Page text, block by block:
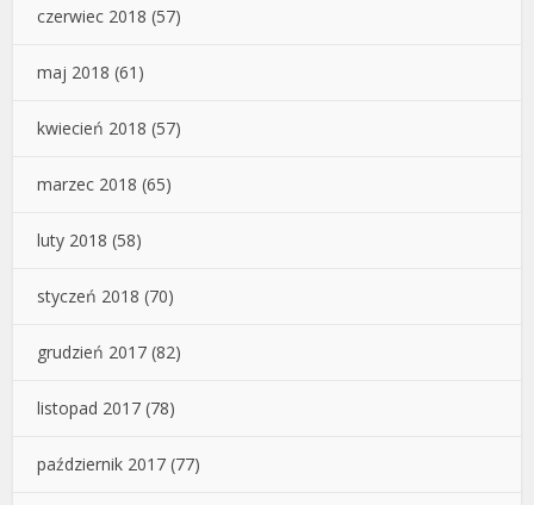
czerwiec 2018 (57)
maj 2018 (61)
kwiecień 2018 (57)
marzec 2018 (65)
luty 2018 (58)
styczeń 2018 (70)
grudzień 2017 (82)
listopad 2017 (78)
październik 2017 (77)